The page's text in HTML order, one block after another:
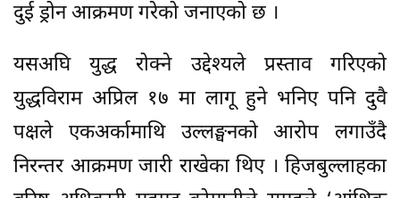
दुई ड्रोन आक्रमण गरेको जनाएको छ ।
यसअघि युद्ध रोक्ने उद्देश्यले प्रस्ताव गरिएको
युद्धविराम अप्रिल १७ मा लागू हुने भनिए पनि दुवै
पक्षले एकअर्कामाथि उल्लङ्घनको आरोप लगाउँदै
निरन्तर आक्रमण जारी राखेका थिए । हिजबुल्लाहका